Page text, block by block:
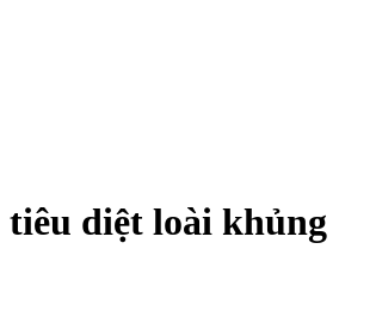
diệt loài khủng